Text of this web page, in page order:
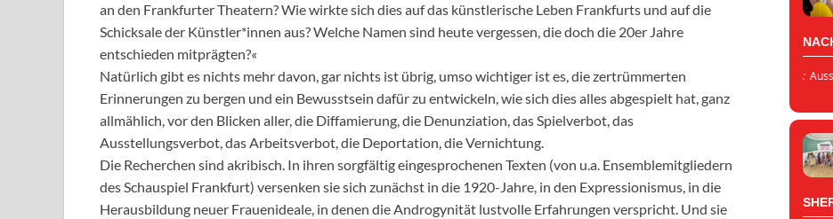
an den Frankfurter Theatern? Wie wirkte sich dies auf das künstlerische Leben Frankfurts und auf die
Schicksale der Künstler*innen aus? Welche Namen sind heute vergessen, die doch die 20er Jahre
entschieden mitprägten?«
Natürlich gibt es nichts mehr davon, gar nichts ist übrig, umso wichtiger ist es, die zertrümmerten
Erinnerungen zu bergen und ein Bewusstsein dafür zu entwickeln, wie sich dies alles abgespielt hat, ganz
allmählich, vor den Blicken aller, die Diffamierung, die Denunziation, das Spielverbot, das
Ausstellungsverbot, das Arbeitsverbot, die Deportation, die Vernichtung.
Die Recherchen sind akribisch. In ihren sorgfältig eingesprochenen Texten (von u.a. Ensemblemitgliedern
des Schauspiel Frankfurt) versenken sie sich zunächst in die 1920-Jahre, in den Expressionismus, in die
Herausbildung neuer Frauenideale, in denen die Androgynität lustvolle Erfahrungen verspricht. Und sie
: